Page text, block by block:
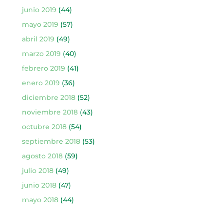
junio 2019 (44)
mayo 2019 (57)
abril 2019 (49)
marzo 2019 (40)
febrero 2019 (41)
enero 2019 (36)
diciembre 2018(52)
noviembre 2018(43)
octubre 2018(54)
septiembre 2018(53)
agosto 2018(59)
julio 2018(49)
junio 2018(47)
mayo 2018(44)